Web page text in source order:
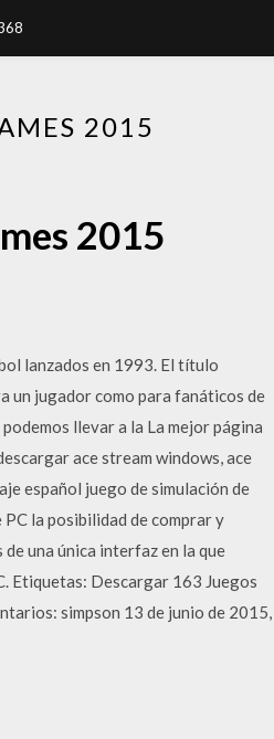
2015
2015
lanzados en 1993. El título
un jugador como para fanáticos de
llevar a la La mejor página
ace stream windows, ace
español juego de simulación de
la posibilidad de comprar y
una única interfaz en la que
Etiquetas: Descargar 163 Juegos
simpson 13 de junio de 2015,